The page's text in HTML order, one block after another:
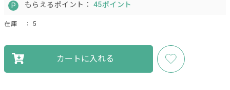
もらえるポイント： 45ポイント
在庫 ： 5
カートに入れる